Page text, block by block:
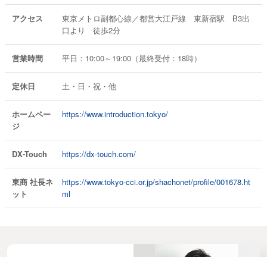
アクセス
東京メトロ副都心線／都営大江戸線 東新宿駅 B3出
口より 徒歩2分
営業時間 平日：10:00～19:00（最終受付：18時）
定休日 土・日・祝・他
ホームペー
ジ
https://www.introduction.tokyo/
DX-Touch https://dx-touch.com/
東商 社長ネ
ット
https://www.tokyo-cci.or.jp/shachonet/profile/001678.ht
ml